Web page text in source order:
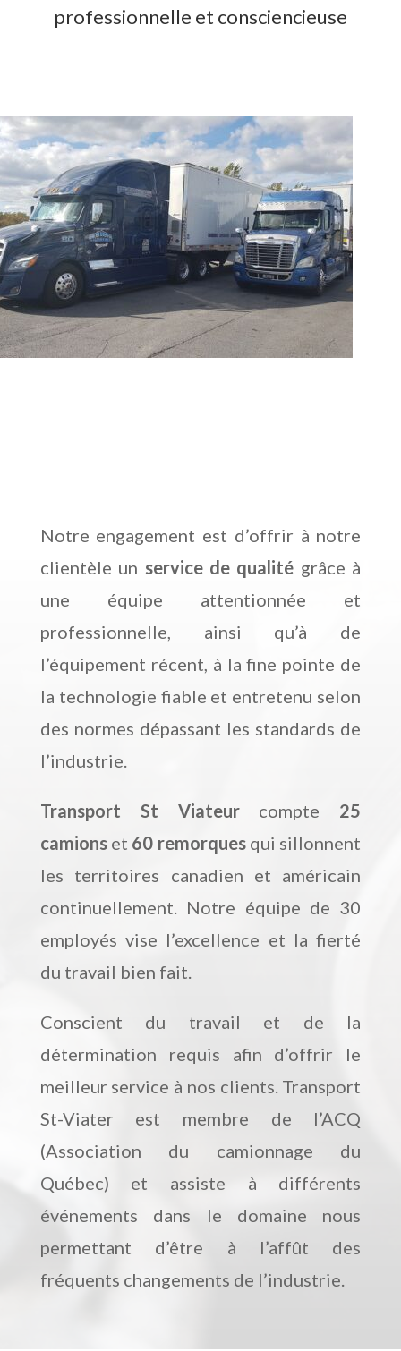
professionnelle et consciencieuse
Notre engagement est d’offrir à notre
clientèle un service de qualité grâce à
une équipe attentionnée et
professionnelle, ainsi qu’à de
l’équipement récent, à la fine pointe de
la technologie fiable et entretenu selon
des normes dépassant les standards de
l’industrie.
Transport St Viateurcompte 25
camionset 60 remorquesqui sillonnent
les territoires canadien et américain
continuellement. Notre équipe de 30
employés vise l’excellence et la fierté
du travail bien fait.
Conscient du travail et de la
détermination requis afin d’offrir le
meilleur service à nos clients. Transport
St-Viater est membre de l’ACQ
(Association du camionnage du
Québec) et assiste à différents
événements dans le domaine nous
permettant d’être à l’affût des
fréquents changements de l’industrie.